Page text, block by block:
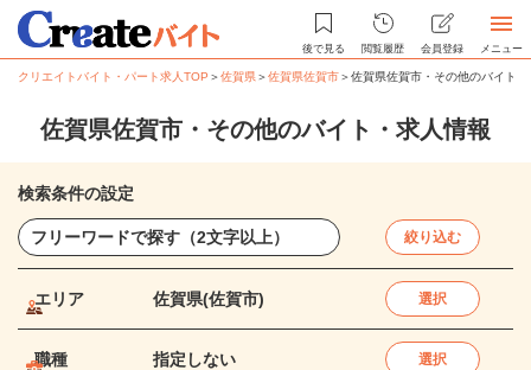
後で見る 閲覧履歴 会員登録 メニュー
クリエイトバイト・パート求人TOP ＞佐賀県＞佐賀県佐賀市＞佐賀県佐賀市・その他のバイト
佐賀県佐賀市・その他のバイト・求人情報
検索条件の設定
絞り込む
エリア 佐賀県(佐賀市) 選択
職種 指定しない 選択